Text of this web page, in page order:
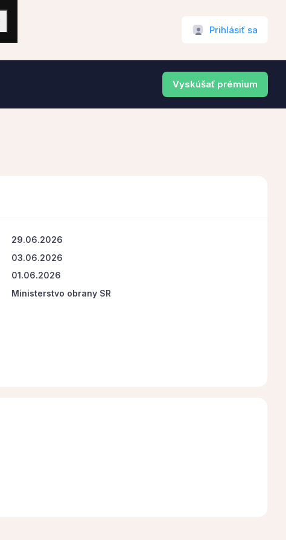
Prihlásiť sa
Vyskúšať prémium
29.06.2026
03.06.2026
01.06.2026
Ministerstvo obrany SR